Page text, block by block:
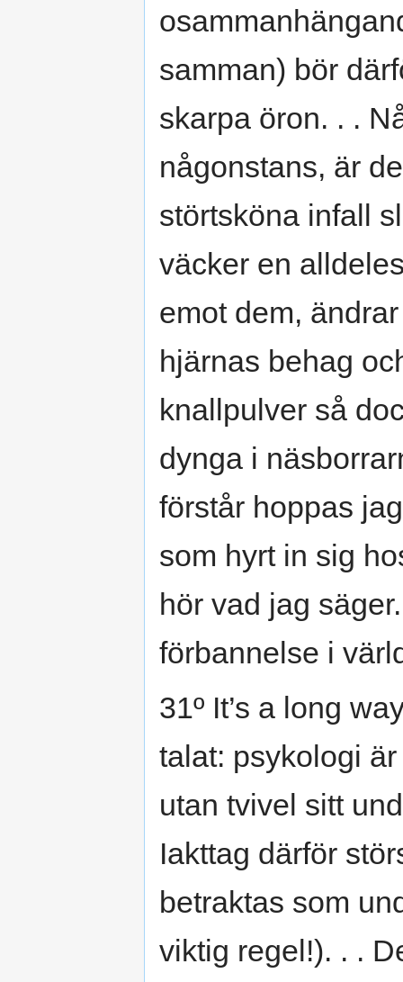
samman) bör
skarpa öron. . .
någonstans, är
störtsköna infall
väcker en
emot dem,
hjärnas behag
knallpulver så
dynga i
förstår hoppas
som hyrt in sig
hör vad jag
förbannelse i
31º It’s a long
talat: psykologi
utan tvivel sitt
Iakttag därför
betraktas som
viktig regel!). . .